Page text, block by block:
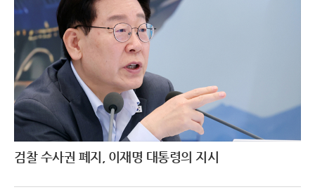
검찰 수사권 폐지, 이재명 대통령의 지시